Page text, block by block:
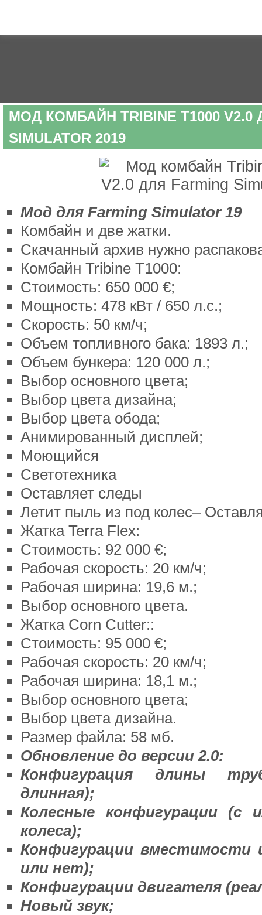
МОД КОМБАЙН TRIBINE T1000 V2.0
SIMULATOR 2019
Мод для Farming Simulator 19
Комбайн и две жатки.
Скачанный архив нужно
Комбайн Tribine T1000:
Стоимость: 650 000 €;
Мощность: 478 кВт / 650 л.с.;
Скорость: 50 км/ч;
Объем топливного бака: 1893 л.;
Объем бункера: 120 000 л.;
Выбор основного цвета;
Выбор цвета дизайна;
Выбор цвета обода;
Анимированный дисплей;
Моющийся
Светотехника
Оставляет следы
Летит пыль из под колес–
Жатка Terra Flex:
Стоимость: 92 000 €;
Рабочая скорость: 20 км/ч;
Рабочая ширина: 19,6 м.;
Выбор основного цвета.
Жатка Corn Cutter::
Стоимость: 95 000 €;
Рабочая скорость: 20 км/ч;
Рабочая ширина: 18,1 м.;
Выбор основного цвета;
Выбор цвета дизайна.
Размер файла: 58 мб.
Обновление до версии 2.0:
Конфигурация длины
длинная);
Колесные конфигурации (с
колеса);
Конфигурации вместимости
или нет);
Конфигурации двигателя
Новый звук;